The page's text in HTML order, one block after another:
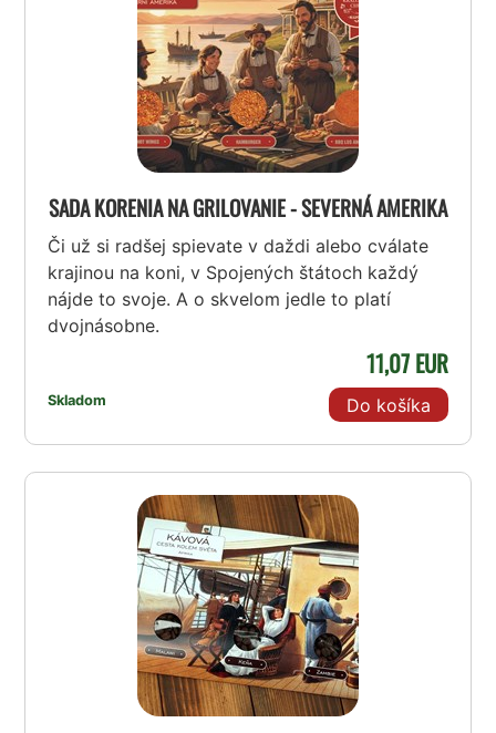
SADA KORENIA NA GRILOVANIE - SEVERNÁ AMERIKA
Či už si radšej spievate v daždi alebo cválate
krajinou na koni, v Spojených štátoch každý
nájde to svoje. A o skvelom jedle to platí
dvojnásobne.
Skladom
11,07 EUR
Do košíka